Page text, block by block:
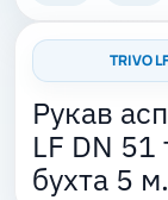
TRIVO
Рукав
LF DN
бухта 5